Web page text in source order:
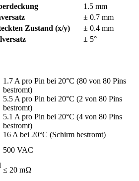
1.5 mm
± 0.7 mm
Zustand (x/y)
± 0.4 mm
± 5°
1.7 A pro Pin bei 20°C (80 von 80 Pins
bestromt)
5.5 A pro Pin bei 20°C (2 von 80 Pins
bestromt)
5.1 A pro Pin bei 20°C (4 von 80 Pins
bestromt)
16 A bei 20°C (Schirm bestromt)
500 VAC
≤ 20 mΩ